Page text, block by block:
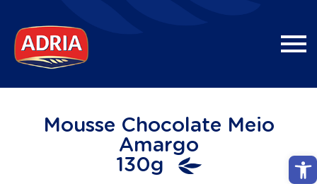
Mousse Chocolate Meio
Amargo
130g